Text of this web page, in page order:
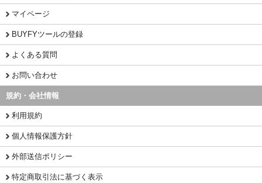
マイページ
BUYFYツールの登録
よくある質問
お問い合わせ
規約・会社情報
利用規約
個人情報保護方針
外部送信ポリシー
特定商取引法に基づく表示